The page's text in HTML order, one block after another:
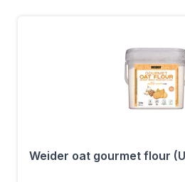
Weider oat gourmet flour